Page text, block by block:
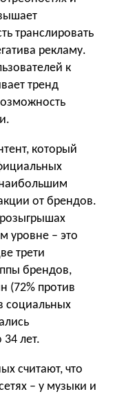
транслировать
рекламу.
к
тренд
который
от брендов.
уровне – это
трети
брендов,
(72% против
социальных
34 лет.
считают, что
– у музыки и